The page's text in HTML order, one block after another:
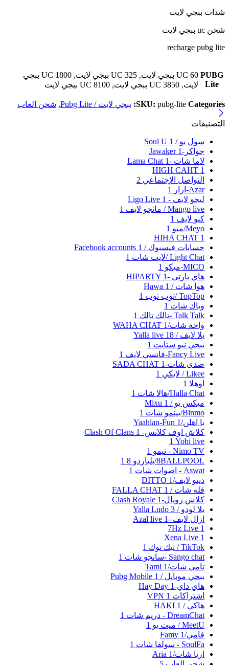
شدات ببجي لايت
شحن uc ببجي لايت
recharge pubg lite
PUBG
Lite
60 UC ببجي لايت, 325 UC ببجي لايت, 1800 UC ببجي
لايت, 3850 UC ببجي لايت, 8100 UC ببجي لايت
SKU: pubg-lite Categories: ببجي لايت / Pubg Lite , شحن العاب
التصنيفات
سول يو / Soul U 1
جواكر-Jawaker1
لاما شات -Lama Chat1
HIGH CAHT 1
التواصل الإجتماعي 2
Azar-ازار
1
ليجو لايف - Ligo Live 1
Mango live / مانجو لايف
1
كيو لايف 1
Meyo/ميو
1
HIHA CHAT 1
حسابات فيسبوك / Facebook accounts 1
Light Chat /لايت شات
1
MICO-ميكو
1
هاي بارتي -HIPARTY1
هوا شات / Hawa 1
TopTop /توب توب
1
وياك شات 1
Talk Talk -تالك تالك
1
واحة شات/WAHA CHAT1
يلا لايف / Yalla live 18
ببجي نيو ستايت 1
Fancy Live-فانسي لايف
1
صدى شات-SADA CHAT1
Likee / لايكي
1
اوهلا 1
Halla Chat/هالا شات
1
ميكس يو / Mixu 1
Binmo/بينمو شات
1
يا اهلن/Yaahlan-Fun1
كلاش اوف كلانس- Clash Of Clans 1
Yobi live‏
1
Nimo TV - نيمو
1
8BALLPOOL/بلياردو 8
1
Aswat - اصوات شات
1
ديتو لايف/DITTO1
فله شات / FALLA CHAT 1
كلاش رويال-Clash Royale1
يلا لودو / Yalla Ludo 3
ازال لايف -Azal live1
7Hz Live 1
Xena Live 1
TikTok / تيك توك
1
Sango chat -سانجو شات
1
تامي شات/Tami1
ببحي موبايل / Pubg Mobile 1
هاي داي-Hay Day1
اشتراكات VPN 1
هاكي / HAKI 1
DreamChat - دريم شات
1
MeetU / ميت يو
1
فامي/Famy1
SoulFa - سولفا شات
1
اريا شات/Aria1